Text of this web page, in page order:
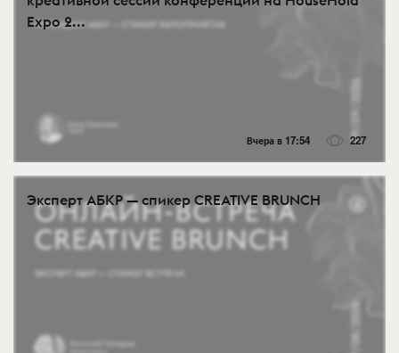
Expo 2...
Вчера в 17:54 227
Эксперт АБКР — спикер CREATIVE BRUNCH